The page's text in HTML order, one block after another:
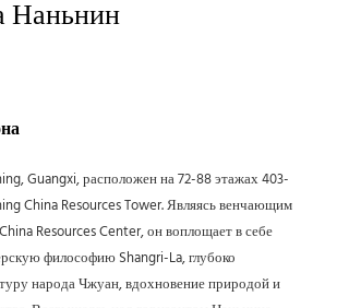
Guangxi, расположен на 72-88 этажах 403-
China Resources Tower. Являясь венчающим
Resources Center, он воплощает в себе
философию Shangri-La, глубоко
народа Чжуан, вдохновение природой и